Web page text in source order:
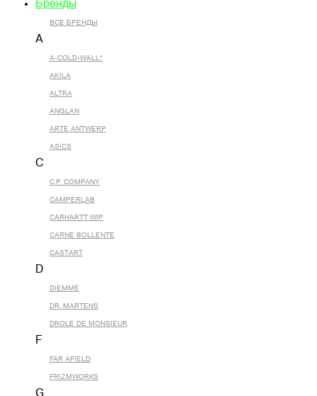
Бренды
ВСЕ БРЕНДЫ
A
A-COLD-WALL*
AKILA
ALTRA
ANGLAN
ARTE ANTWERP
ASICS
C
C.P. COMPANY
CAMPERLAB
CARHARTT WIP
CARNE BOLLENTE
CASTART
D
DIEMME
DR. MARTENS
DROLE DE MONSIEUR
F
FAR AFIELD
FRIZMWORKS
G